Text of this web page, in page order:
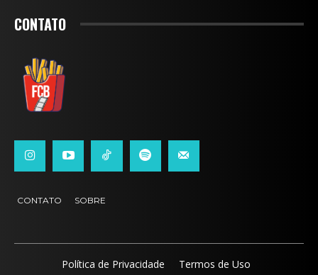
CONTATO
CONTATO SOBRE
Política de Privacidade Termos de Uso